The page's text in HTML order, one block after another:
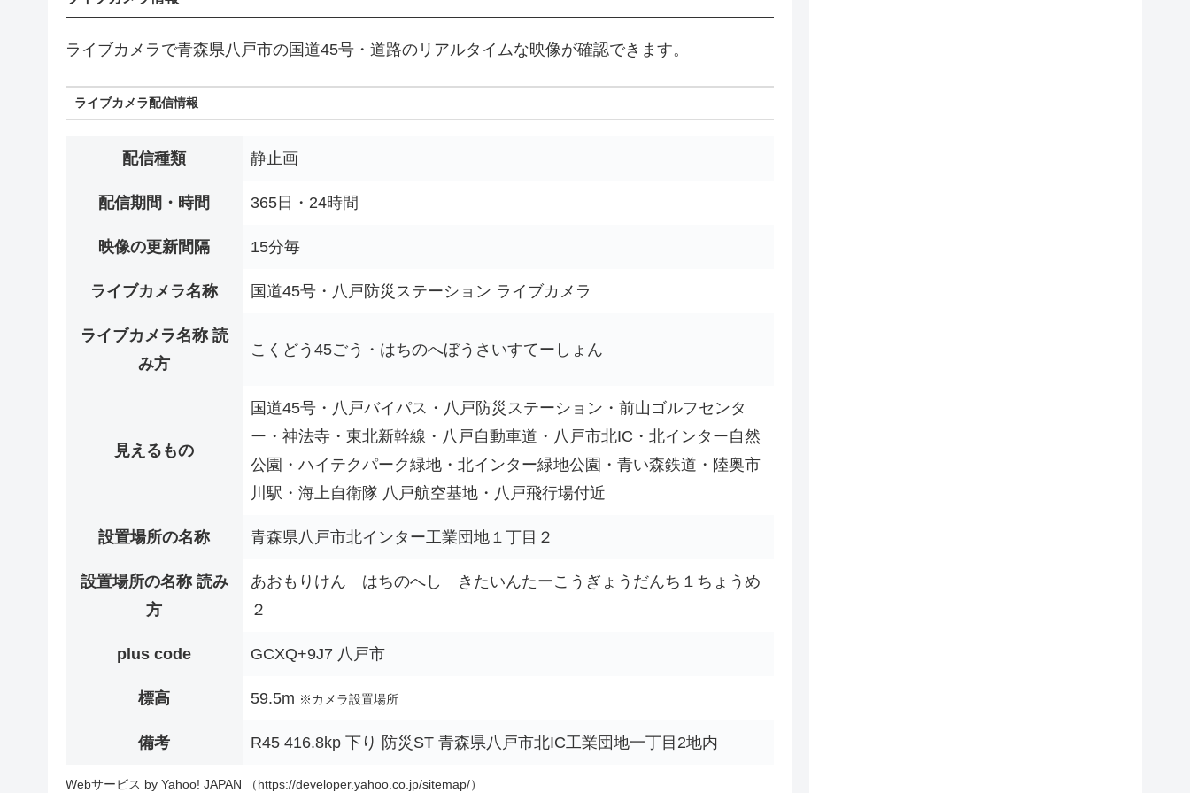
ライブカメラで青森県八戸市の国道45号・道路のリアルタイムな映像が確認できます。
ライブカメラ配信情報
配信種類 静止画
配信期間・時間 365日・24時間
映像の更新間隔 15分毎
ライブカメラ名称 国道45号・八戸防災ステーション ライブカメラ
ライブカメラ名称 読
み方
こくどう45ごう・はちのへぼうさいすてーしょん
見えるもの
国道45号・八戸バイパス・八戸防災ステーション・前山ゴルフセンタ
ー・神法寺・東北新幹線・八戸自動車道・八戸市北IC・北インター自然
公園・ハイテクパーク緑地・北インター緑地公園・青い森鉄道・陸奥市
川駅・海上自衛隊 八戸航空基地・八戸飛行場付近
設置場所の名称 青森県八戸市北インター工業団地１丁目２
設置場所の名称 読み
方
あおもりけん はちのへし きたいんたーこうぎょうだんち１ちょうめ
２
plus code GCXQ+9J7 八戸市
標高 59.5m ※カメラ設置場所
備考 R45 416.8kp 下り 防災ST 青森県八戸市北IC工業団地一丁目2地内
Webサービス by Yahoo! JAPAN （https://developer.yahoo.co.jp/sitemap/）